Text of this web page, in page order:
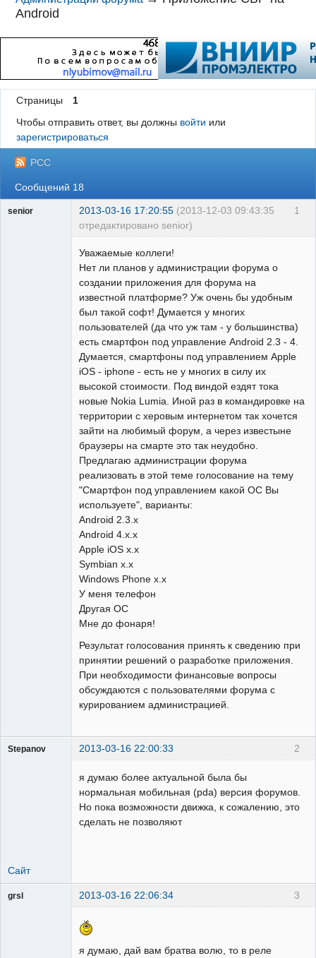
Android
Страницы
1
Чтобы отправить ответ, вы должны войти или
зарегистрироваться
РСС
Сообщений 18
1
senior 2013-03-16 17:20:55 (2013-12-03 09:43:35
отредактировано senior)
Уважаемые коллеги!
Нет ли планов у администрации форума о
создании приложения для форума на
известной платформе? Уж очень бы удобным
был такой софт! Думается у многих
пользователей (да что уж там - у большинства)
есть смартфон под управление Android 2.3 - 4.
Думается, смартфоны под управлением Apple
iOS - iphone - есть не у многих в силу их
высокой стоимости. Под виндой ездят тока
новые Nokia Lumia. Иной раз в командировке на
территории с херовым интернетом так хочется
зайти на любимый форум, а через известыне
браузеры на смарте это так неудобно.
Предлагаю администрации форума
реализовать в этой теме голосование на тему
"Смартфон под управлением какой ОС Вы
используете", варианты:
Android 2.3.x
Android 4.x.x
Apple iOS x.x
Symbian x.x
Windows Phone x.x
У меня телефон
Другая ОС
Мне до фонаря!
Результат голосования принять к сведению при
принятии решений о разработке приложения.
При необходимости финансовые вопросы
обсуждаются с пользователями форума с
курированием администрацией.
2
Stepanov 2013-03-16 22:00:33
я думаю более актуальной была бы
нормальная мобильная (pda) версия форумов.
Но пока возможности движка, к сожалению, это
сделать не позволяют
Сайт
3
grsl 2013-03-16 22:06:34
я думаю, дай вам братва волю, то в реле